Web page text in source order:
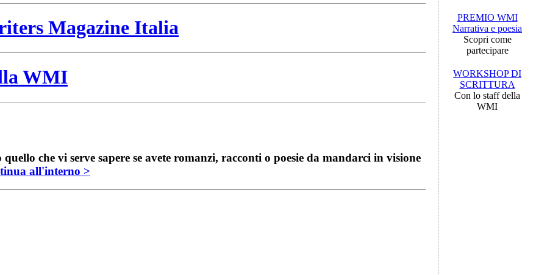
Magazine Italia
WMI
che vi serve sapere se avete romanzi, racconti o poesie da mandarci in visione
all'interno >
PREMIO WMI
Narrativa e poesia
Scopri come
partecipare
WORKSHOP DI
SCRITTURA
Con lo staff della
WMI